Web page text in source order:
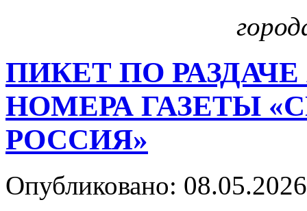
ПИКЕТ ПО
НОМЕРА ГАЗЕТЫ
РОССИЯ»
Опубликовано: